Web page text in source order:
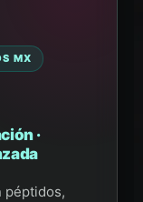
MX
·
péptidos,